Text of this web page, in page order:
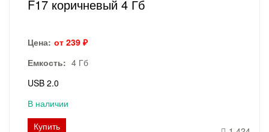
F17 коричневый 4 Гб
Цена: от 239 ₽
Емкость: 4 Гб
USB 2.0
В наличии
Купить